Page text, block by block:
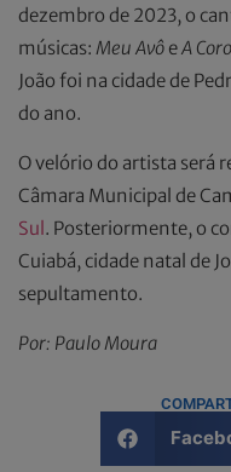
dezembro de 2023, o
músicas: Meu Avô eA
João foi na cidade de
do ano.
O velório do artista será
Câmara Municipal de
Sul. Posteriormente, o
Cuiabá, cidade natal de
sepultamento.
Por: Paulo Moura